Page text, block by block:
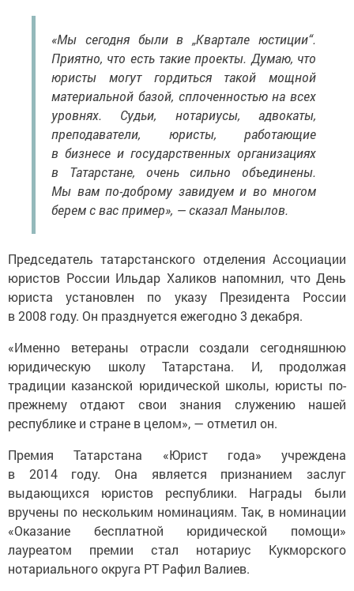
«Мы сегодня были в „Квартале юстиции“.
Приятно, что есть такие проекты. Думаю, что
юристы могут гордиться такой мощной
материальной базой, сплоченностью на всех
уровнях. Судьи, нотариусы, адвокаты,
преподаватели, юристы, работающие
в бизнесе и государственных организациях
в Татарстане, очень сильно объединены.
Мы вам по-доброму завидуем и во многом
берем с вас пример», — сказал Манылов.
Председатель татарстанского отделения Ассоциации
юристов России Ильдар Халиков напомнил, что День
юриста установлен по указу Президента России
в 2008 году. Он празднуется ежегодно 3 декабря.
«Именно ветераны отрасли создали сегодняшнюю
юридическую школу Татарстана. И, продолжая
традиции казанской юридической школы, юристы по-
прежнему отдают свои знания служению нашей
республике и стране в целом», — отметил он.
Премия Татарстана «Юрист года» учреждена
в 2014 году. Она является признанием заслуг
выдающихся юристов республики. Награды были
вручены по нескольким номинациям. Так, в номинации
«Оказание бесплатной юридической помощи»
лауреатом премии стал нотариус Кукморского
нотариального округа РТ Рафил Валиев.